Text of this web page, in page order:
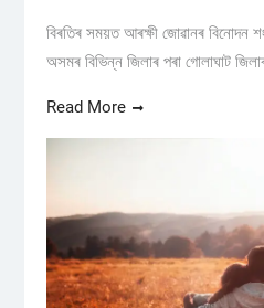
বিৰতিৰ সময়ত আৰক্ষী জোৱানৰ বিনোদন
অসমৰ বিভিন্ন জিলাৰ পৰা গোলাঘাট
Read More